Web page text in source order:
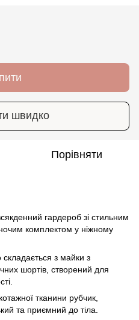
швидко
Порівняти
гардероб зі стильним
комплектом у ніжному
з майки з
шортів, створений для
тканини рубчик,
та приємний до тіла.